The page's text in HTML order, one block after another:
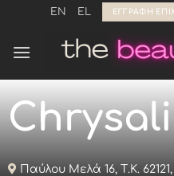
Μετάβαση
περιεχόμενο
EN EL ΕΓΓΡΑΦΉ
Παύλου Μελά 16, Τ.Κ.